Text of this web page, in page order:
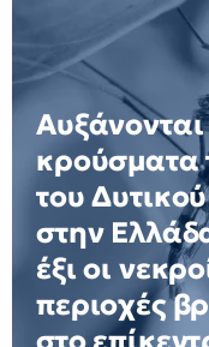
κρούσματα
του
στην
έξι οι
περιοχές